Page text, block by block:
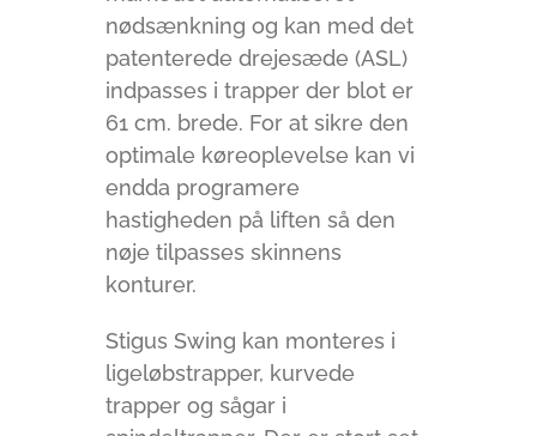
nødsænkning og kan med det
patenterede drejesæde (ASL)
indpasses i trapper der blot er
61 cm. brede. For at sikre den
optimale køreoplevelse kan vi
endda programere
hastigheden på liften så den
nøje tilpasses skinnens
konturer.
Stigus Swing kan monteres i
ligeløbstrapper, kurvede
trapper og sågar i